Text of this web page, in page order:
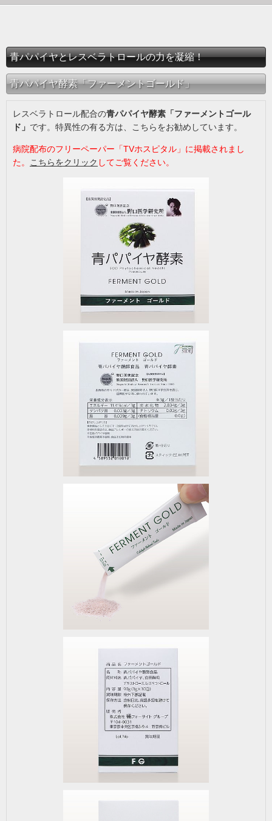
青パパイヤとレスベラトロールの力を凝縮！
青パパイヤ酵素「ファーメントゴールド」
レスベラトロール配合の青パパイヤ酵素「ファーメントゴール
ド」 です。特異性の有る方は、こちらをお勧めしています。
病院配布のフリーペーパー「TVホスピタル」に掲載されまし
た。
こちらをクリック してご覧ください。